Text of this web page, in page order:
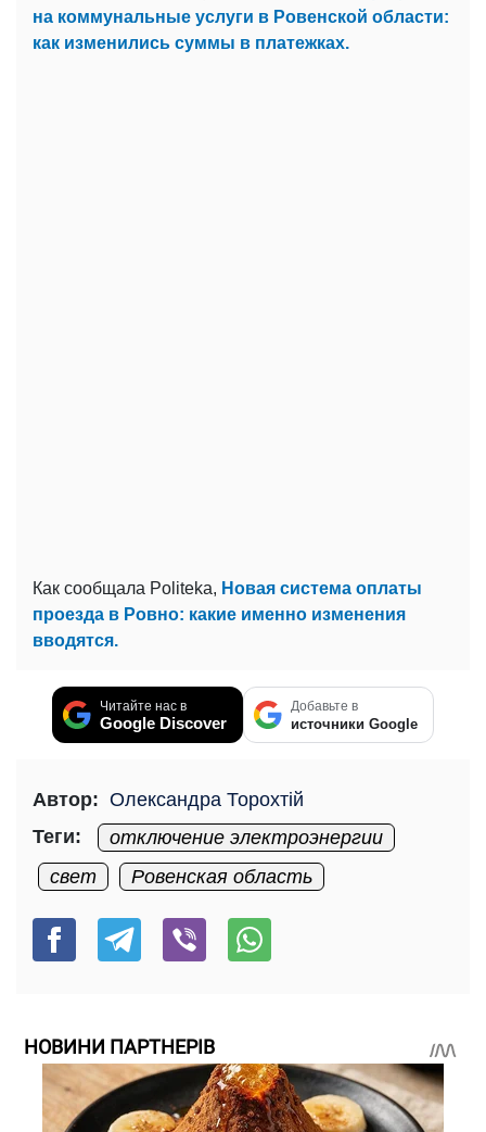
на коммунальные услуги в Ровенской области:
как изменились суммы в платежках.
Как сообщала Politeka, Новая система оплаты
проезда в Ровно: какие именно изменения
вводятся.
Читайте нас в
Google Discover
Добавьте в
источники Google
Автор: Олександра Торохтій
Теги:
отключение электроэнергии
свет
Ровенская область
НОВИНИ ПАРТНЕРІВ